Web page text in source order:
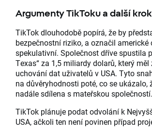
Argumenty TikToku a další
TikTok dlouhodobě popírá, že by
bezpečnostní riziko, a označil americké
spekulativní. Společnost dříve spustila
Texas“ za 1,5 miliardy dolarů, který
uchování dat uživatelů v USA. Tyto
na důvěryhodnosti poté, co se ukázalo,
nadále sdílena s mateřskou společností.
TikTok plánuje podat odvolání k
USA, ačkoli ten není povinen případ